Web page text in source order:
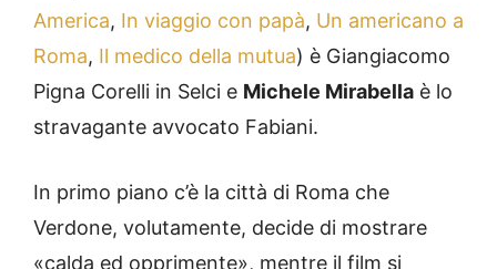
America, In viaggio con papà, Un americano a
Roma, Il medico della mutua) è Giangiacomo
Pigna Corelli in Selci e Michele Mirabella è lo
stravagante avvocato Fabiani.
In primo piano c’è la città di Roma che
Verdone, volutamente, decide di mostrare
«calda ed opprimente», mentre il film si